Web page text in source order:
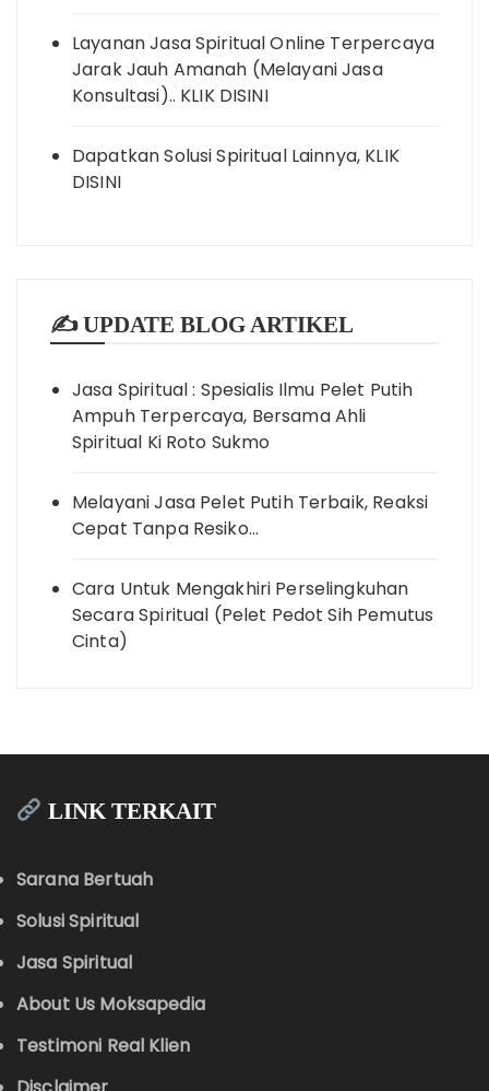
Layanan Jasa Spiritual Online Terpercaya
Jarak Jauh Amanah (Melayani Jasa
Konsultasi).. KLIK DISINI
Dapatkan Solusi Spiritual Lainnya, KLIK
DISINI
✍️ UPDATE BLOG ARTIKEL
Jasa Spiritual : Spesialis Ilmu Pelet Putih
Ampuh Terpercaya, Bersama Ahli
Spiritual Ki Roto Sukmo
Melayani Jasa Pelet Putih Terbaik, Reaksi
Cepat Tanpa Resiko…
Cara Untuk Mengakhiri Perselingkuhan
Secara Spiritual (Pelet Pedot Sih Pemutus
Cinta)
LINK TERKAIT
Sarana Bertuah
Solusi Spiritual
Jasa Spiritual
About Us Moksapedia
Testimoni Real Klien